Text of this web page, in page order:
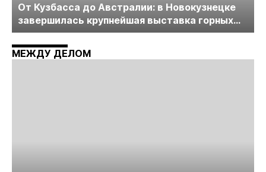
От Кузбасса до Австралии: в Новокузнецке
завершилась крупнейшая выставка горных
технологий «Недра России. Уголь России и
Майнинг»
МЕЖДУ ДЕЛОМ